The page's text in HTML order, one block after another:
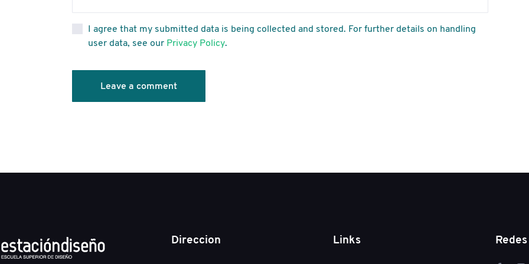
I agree that my submitted data is being collected and stored. For further details on handling
user data, see our Privacy Policy.
Direccion Links